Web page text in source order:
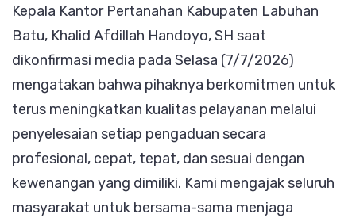
Kepala Kantor Pertanahan Kabupaten Labuhan
Batu, Khalid Afdillah Handoyo, SH saat
dikonfirmasi media pada Selasa (7/7/2026)
mengatakan bahwa pihaknya berkomitmen untuk
terus meningkatkan kualitas pelayanan melalui
penyelesaian setiap pengaduan secara
profesional, cepat, tepat, dan sesuai dengan
kewenangan yang dimiliki. Kami mengajak seluruh
masyarakat untuk bersama-sama menjaga